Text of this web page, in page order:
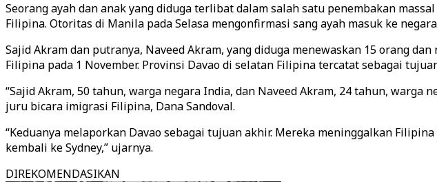
Seorang ayah dan anak yang diduga terlibat dalam salah satu penembakan
Filipina. Otoritas di Manila pada Selasa mengonfirmasi sang ayah masuk ke
Sajid Akram dan putranya, Naveed Akram, yang diduga menewaskan 15 orang
Filipina pada 1 November. Provinsi Davao di selatan Filipina tercatat sebagai
“Sajid Akram, 50 tahun, warga negara India, dan Naveed Akram, 24 tahun,
juru bicara imigrasi Filipina, Dana Sandoval.
“Keduanya melaporkan Davao sebagai tujuan akhir. Mereka meninggalkan
kembali ke Sydney,” ujarnya.
DIREKOMENDASIKAN